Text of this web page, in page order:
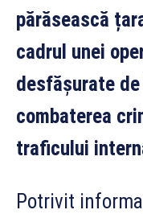
părăsească
cadrul unei
desfășurate
combaterea
traficului
Potrivit